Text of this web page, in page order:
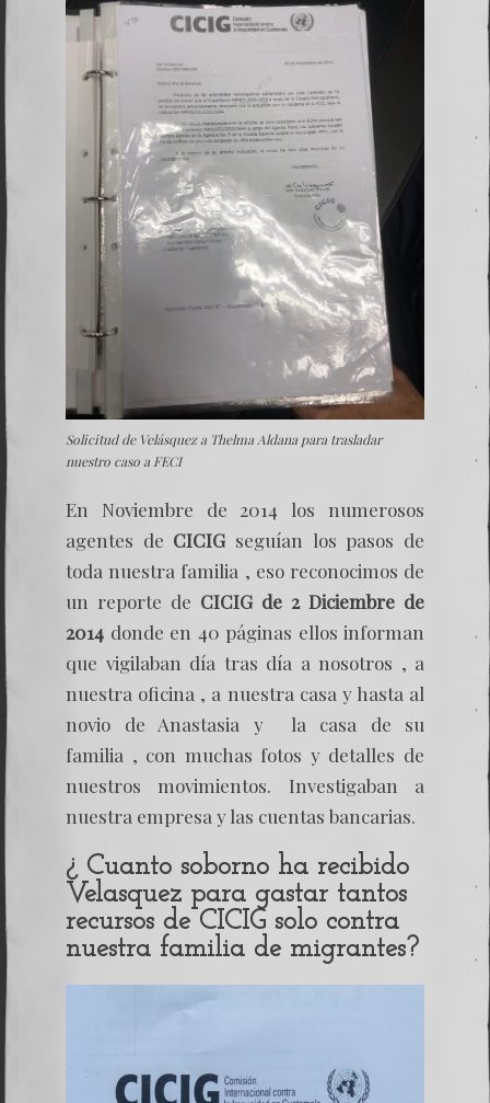
Solicitud de Velásquez a Thelma Aldana para trasladar
nuestro caso a FECI
En Noviembre de 2014 los numerosos
agentes de CICIG seguían los pasos de
toda nuestra familia , eso reconocimos de
un reporte de CICIG de 2 Diciembre de
2014 donde en 40 páginas ellos informan
que vigilaban día tras día a nosotros , a
nuestra oficina , a nuestra casa y hasta al
novio de Anastasia y la casa de su
familia , con muchas fotos y detalles de
nuestros movimientos. Investigaban a
nuestra empresa y las cuentas bancarias.
¿ Cuanto soborno ha recibido
Velasquez para gastar tantos
recursos de CICIG solo contra
nuestra familia de migrantes?